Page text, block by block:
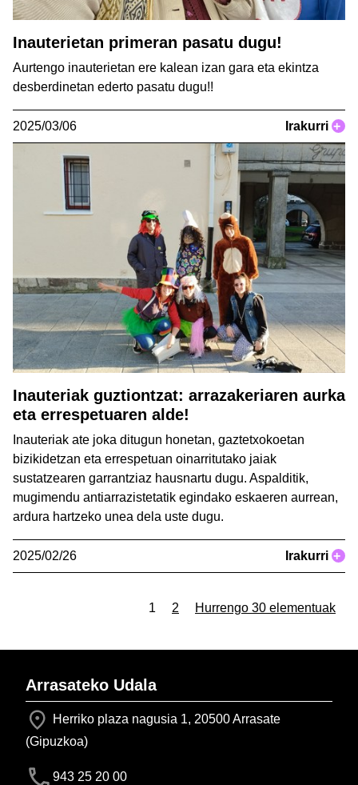
Inauterietan primeran pasatu dugu!
Aurtengo inauterietan ere kalean izan gara eta ekintza
desberdinetan ederto pasatu dugu!!
2025/03/06 Irakurri +
Inauteriak guztiontzat: arrazakeriaren aurka
eta errespetuaren alde!
Inauteriak ate joka ditugun honetan, gaztetxokoetan
bizikidetzan eta errespetuan oinarritutako jaiak
sustatzearen garrantziaz hausnartu dugu. Aspalditik,
mugimendu antiarrazistetatik egindako eskaeren aurrean,
ardura hartzeko unea dela uste dugu.
2025/02/26 Irakurri +
1 2 Hurrengo 30 elementuak
Arrasateko Udala
Herriko plaza nagusia 1, 20500 Arrasate
(Gipuzkoa)
943 25 20 00